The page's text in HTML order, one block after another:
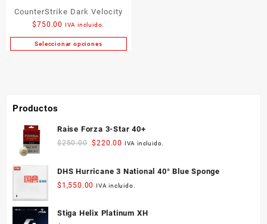
CounterStrike Dark Velocity
$750.00 IVA incluido.
Seleccionar opciones
Este
pueden
en
la
de
Productos
Raise Forza 3-Star 40+
$250.00 Original
was:
$220.00 Current
is:
IVA incluido.
DHS Hurricane 3 National 40° Blue Sponge
$ 1,550.00 IVA incluido.
Stiga Helix Platinum XH